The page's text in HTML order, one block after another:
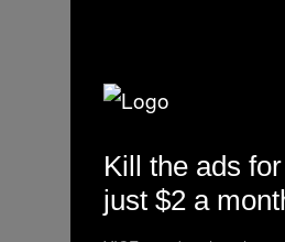
Kill the ads for
just $2 a